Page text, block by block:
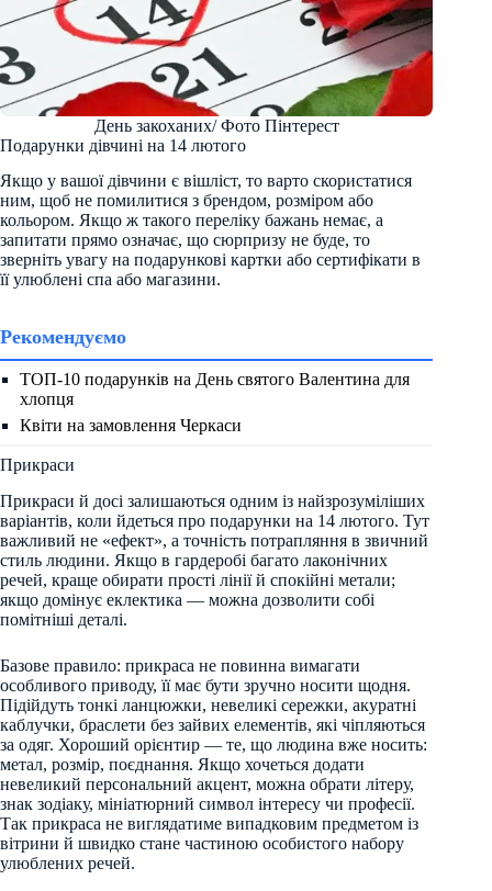
День закоханих/ Фото Пінтерест
Подарунки дівчині на 14 лютого
Якщо у вашої дівчини є вішліст, то варто скористатися
ним, щоб не помилитися з брендом, розміром або
кольором. Якщо ж такого переліку бажань немає, а
запитати прямо означає, що сюрпризу не буде, то
зверніть увагу на подарункові картки або сертифікати в
її улюблені спа або магазини.
Рекомендуємо
ТОП-10 подарунків на День святого Валентина для
хлопця
Квіти на замовлення Черкаси
Прикраси
Прикраси й досі залишаються одним із найзрозуміліших
варіантів, коли йдеться про подарунки на 14 лютого. Тут
важливий не «ефект», а точність потрапляння в звичний
стиль людини. Якщо в гардеробі багато лаконічних
речей, краще обирати прості лінії й спокійні метали;
якщо домінує еклектика — можна дозволити собі
помітніші деталі.
Базове правило: прикраса не повинна вимагати
особливого приводу, її має бути зручно носити щодня.
Підійдуть тонкі ланцюжки, невеликі сережки, акуратні
каблучки, браслети без зайвих елементів, які чіпляються
за одяг. Хороший орієнтир — те, що людина вже носить:
метал, розмір, поєднання. Якщо хочеться додати
невеликий персональний акцент, можна обрати літеру,
знак зодіаку, мініатюрний символ інтересу чи професії.
Так прикраса не виглядатиме випадковим предметом із
вітрини й швидко стане частиною особистого набору
улюблених речей.